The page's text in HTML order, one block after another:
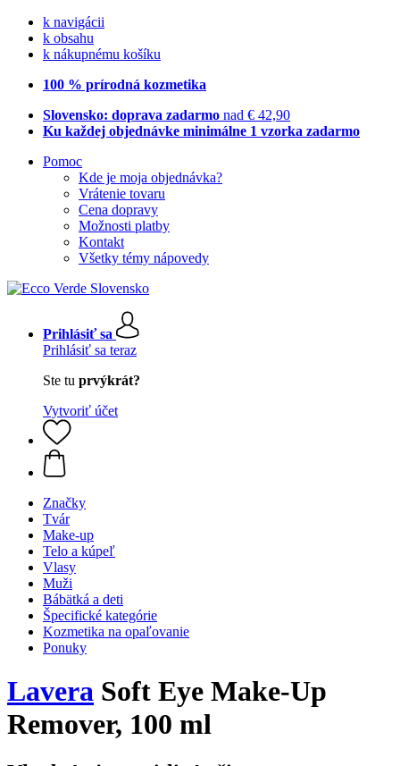
k navigácii
k obsahu
k nákupnému košíku
100 % prírodná kozmetika
Slovensko: doprava zadarmo nad € 42,90
Ku každej objednávke minimálne 1 vzorka zadarmo
Pomoc
Kde je moja objednávka?
Vrátenie tovaru
Cena dopravy
Možnosti platby
Kontakt
Všetky témy nápovedy
Prihlásiť sa
Prihlásiť sa teraz
Ste tu prvýkrát?
Vytvoriť účet
Značky
Tvár
Make-up
Telo a kúpeľ
Vlasy
Muži
Bábätká a deti
Špecifické kategórie
Kozmetika na opaľovanie
Ponuky
Lavera Soft Eye Make-Up
Remover, 100 ml